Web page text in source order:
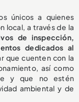
únicos a quienes
local, a través de la
de inspección,
dedicados al
que cuenten con la
así como
y que no estén
ambiental y de